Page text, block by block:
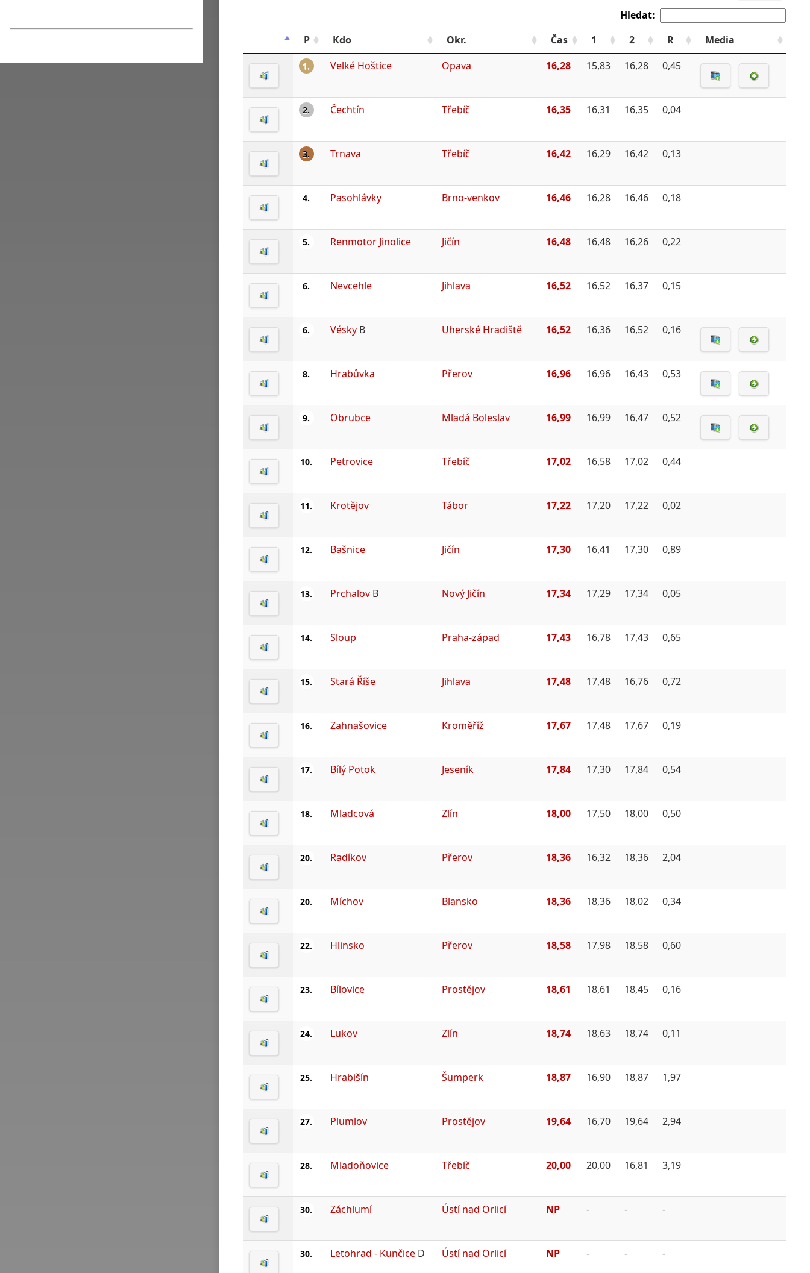
Hledat:
P
Kdo Okr. Čas 1 2 R Media
1. Velké Hoštice Opava 16,28 15,83 16,28 0,45
2. Čechtín Třebíč 16,35 16,31 16,35 0,04
3. Trnava Třebíč 16,42 16,29 16,42 0,13
4. Pasohlávky Brno-venkov 16,46 16,28 16,46 0,18
5. Renmotor Jinolice Jičín 16,48 16,48 16,26 0,22
6. Nevcehle Jihlava 16,52 16,52 16,37 0,15
6. VéskyB Uherské Hradiště 16,52 16,36 16,52 0,16
8. Hrabůvka Přerov 16,96 16,96 16,43 0,53
9. Obrubce Mladá Boleslav 16,99 16,99 16,47 0,52
10. Petrovice Třebíč 17,02 16,58 17,02 0,44
11. Krotějov Tábor 17,22 17,20 17,22 0,02
12. Bašnice Jičín 17,30 16,41 17,30 0,89
13. PrchalovB Nový Jičín 17,34 17,29 17,34 0,05
14. Sloup Praha-západ 17,43 16,78 17,43 0,65
15. Stará Říše Jihlava 17,48 17,48 16,76 0,72
16. Zahnašovice Kroměříž 17,67 17,48 17,67 0,19
17. Bílý Potok Jeseník 17,84 17,30 17,84 0,54
18. Mladcová Zlín 18,00 17,50 18,00 0,50
20. Radíkov Přerov 18,36 16,32 18,36 2,04
20. Míchov Blansko 18,36 18,36 18,02 0,34
22. Hlinsko Přerov 18,58 17,98 18,58 0,60
23. Bílovice Prostějov 18,61 18,61 18,45 0,16
24. Lukov Zlín 18,74 18,63 18,74 0,11
25. Hrabišín Šumperk 18,87 16,90 18,87 1,97
27. Plumlov Prostějov 19,64 16,70 19,64 2,94
28. Mladoňovice Třebíč 20,00 20,00 16,81 3,19
30. Záchlumí Ústí nad Orlicí NP - - -
30. Letohrad - KunčiceD Ústí nad Orlicí NP - - -